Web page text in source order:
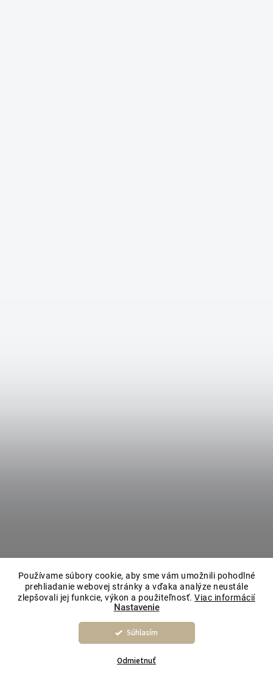
Používame súbory cookie, aby sme vám umožnili pohodlné
prehliadanie webovej stránky a vďaka analýze neustále
zlepšovali jej funkcie, výkon a použiteľnosť.Viac informácií
Nastavenie
Odmietnuť
Súhlasím